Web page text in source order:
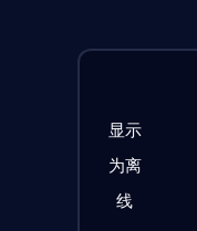
显示
为离
线